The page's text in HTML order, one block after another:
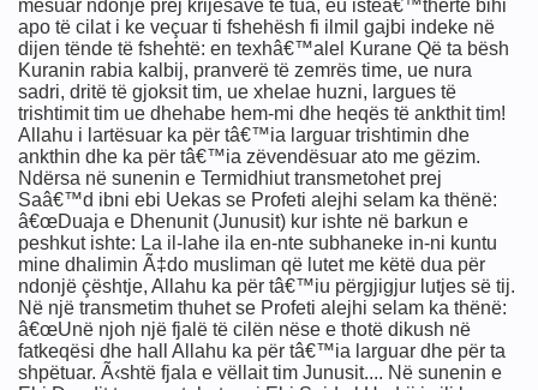
mësuar ndonjë prej krijesave të tua, eu isteâ€™therte bihi
apo të cilat i ke veçuar ti fshehësh fi ilmil gajbi indeke në
dijen tënde të fshehtë: en texhâ€™alel Kurane Që ta bësh
Kuranin rabia kalbij, pranverë të zemrës time, ue nura
sadri, dritë të gjoksit tim, ue xhelae huzni, largues të
trishtimit tim ue dhehabe hem-mi dhe heqës të ankthit tim!
Allahu i lartësuar ka për tâ€™ia larguar trishtimin dhe
ankthin dhe ka për tâ€™ia zëvendësuar ato me gëzim.
Ndërsa në sunenin e Termidhiut transmetohet prej
Saâ€™d ibni ebi Uekas se Profeti alejhi selam ka thënë:
â€œDuaja e Dhenunit (Junusit) kur ishte në barkun e
peshkut ishte: La il-lahe ila en-nte subhaneke in-ni kuntu
mine dhalimin Ã‡do musliman që lutet me këtë dua për
ndonjë çështje, Allahu ka për tâ€™iu përgjigjur lutjes së tij.
Në një transmetim thuhet se Profeti alejhi selam ka thënë:
â€œUnë njoh një fjalë të cilën nëse e thotë dikush në
fatkeqësi dhe hall Allahu ka për tâ€™ia larguar dhe për ta
shpëtuar. Ã‹shtë fjala e vëllait tim Junusit.... Në sunenin e